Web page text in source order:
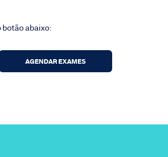
botão abaixo:
AGENDAR EXAMES